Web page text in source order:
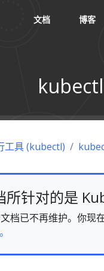
文档 博客
工具 (kubectl)
所针对的是
档已不再维护。你现